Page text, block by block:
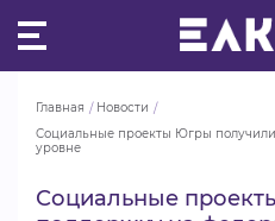
ПУЛЬС
КОНКУРСЫ
Главная
Новости
Социальные проекты Югры
уровне
Социальные